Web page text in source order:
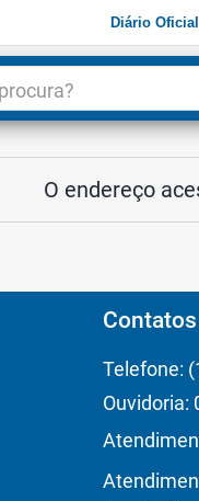
Diário Oficial
O endereço
Contatos
Telefone:
Ouvidoria: